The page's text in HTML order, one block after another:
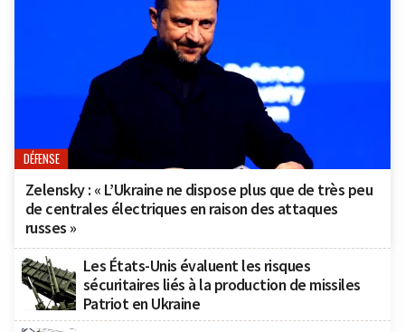
DÉFENSE
Zelensky : « L’Ukraine ne dispose plus que de très peu
de centrales électriques en raison des attaques
russes »
Les États-Unis évaluent les risques
sécuritaires liés à la production de missiles
Patriot en Ukraine